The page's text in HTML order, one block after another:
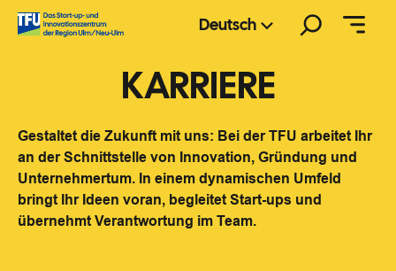
Zum
Inhalt
Deutsch
KARRIERE
Gestaltet die Zukunft mit uns: Bei der TFU arbeitet Ihr
an der Schnittstelle von Innovation, Gründung und
Unternehmertum. In einem dynamischen Umfeld
bringt Ihr Ideen voran, begleitet Start-ups und
übernehmt Verantwortung im Team.